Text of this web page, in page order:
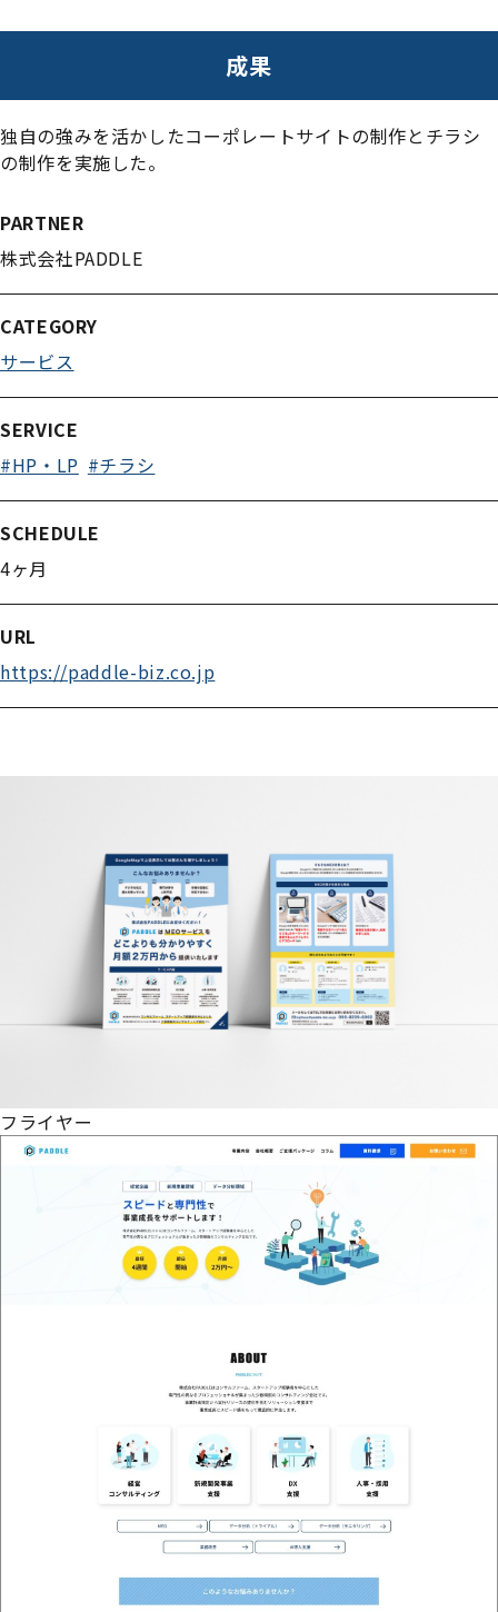
成果
独自の強みを活かしたコーポレートサイトの制作とチラシ
の制作を実施した。
PARTNER
株式会社PADDLE
CATEGORY
サービス
SERVICE
#HP・LP #チラシ
SCHEDULE
4ヶ月
URL
https://paddle-biz.co.jp
フライヤー